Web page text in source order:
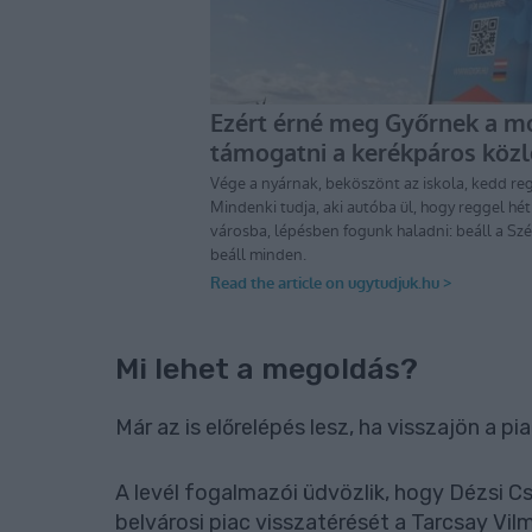
Mi lehet a megoldás?
Már az is előrelépés lesz, ha visszajön a
A levél fogalmazói üdvözlik, hogy Dézsi
belvárosi piac visszatérését a Tarcsay